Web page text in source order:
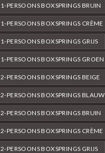
1-PERSOONS BOXSPRINGS BRUIN
1-PERSOONS BOXSPRINGS CRÈME
1-PERSOONS BOXSPRINGS GRIJS
1-PERSOONS BOXSPRINGS GROEN
2-PERSOONS BOXSPRINGS BEIGE
2-PERSOONS BOXSPRINGS BLAUW
2-PERSOONS BOXSPRINGS BRUIN
2-PERSOONS BOXSPRINGS CRÈME
2-PERSOONS BOXSPRINGS GRIJS